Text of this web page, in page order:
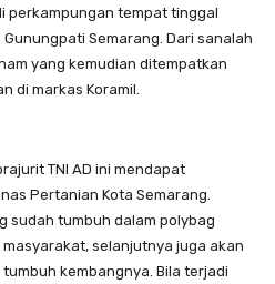
perkampungan tempat tinggal
Semarang. Dari sanalah
yang kemudian ditempatkan
di markas Koramil.
TNI AD ini mendapat
Pertanian Kota Semarang.
sudah tumbuh dalam polybag
selanjutnya juga akan
kembangnya. Bila terjadi